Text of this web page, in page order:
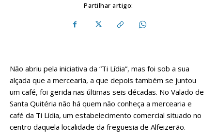
Partilhar artigo:
Não abriu pela iniciativa da “Ti Lídia”, mas foi sob a sua
alçada que a mercearia, a que depois também se juntou
um café, foi gerida nas últimas seis décadas. No Valado de
Santa Quitéria não há quem não conheça a mercearia e
café da Ti Lídia, um estabelecimento comercial situado no
centro daquela localidade da freguesia de Alfeizerão.